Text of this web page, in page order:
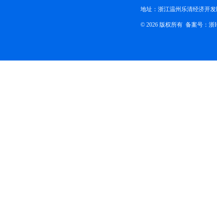
地址：浙江温州乐清经济开
© 2026 版权所有 备案号：浙